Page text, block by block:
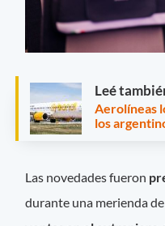
Leé
Aerolíneas
los
Las novedades fueron
durante una merienda